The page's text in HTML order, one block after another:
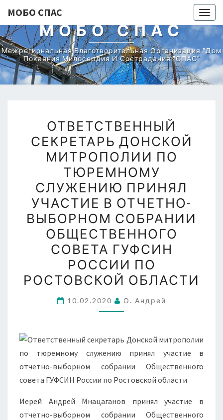
МОБО СПАС
МОБО СПАС
Межрегиональная Благотворительная Организация "Дом
Покаяния Милосердия И Сострадания "СПАС"
СЕКРЕТАРЬ
ДОНСКОЙ
МИТРОПОЛИИ
ПО
ТЮРЕМНОМУ
СЛУЖЕНИЮ
ПРИНЯЛ
УЧАСТИЕ
В
ОТЧЕТНО-
ВЫБОРНОМ
СОБРАНИИ
СОВЕТА
ПО
РОСТОВСКОЙ
ОБЛАСТИ
ОТВЕТСТВЕННЫЙ
СЕКРЕТАРЬ ДОНСКОЙ
МИТРОПОЛИИ ПО
ТЮРЕМНОМУ
СЛУЖЕНИЮ ПРИНЯЛ
УЧАСТИЕ В ОТЧЕТНО-
ВЫБОРНОМ СОБРАНИИ
ОБЩЕСТВЕННОГО
СОВЕТА ГУФСИН
РОССИИ ПО
РОСТОВСКОЙ ОБЛАСТИ
10.02.2020 О. Андрей
Иерей Андрей Мнацаганов принял участие в
отчетно-выборном собрании Общественного